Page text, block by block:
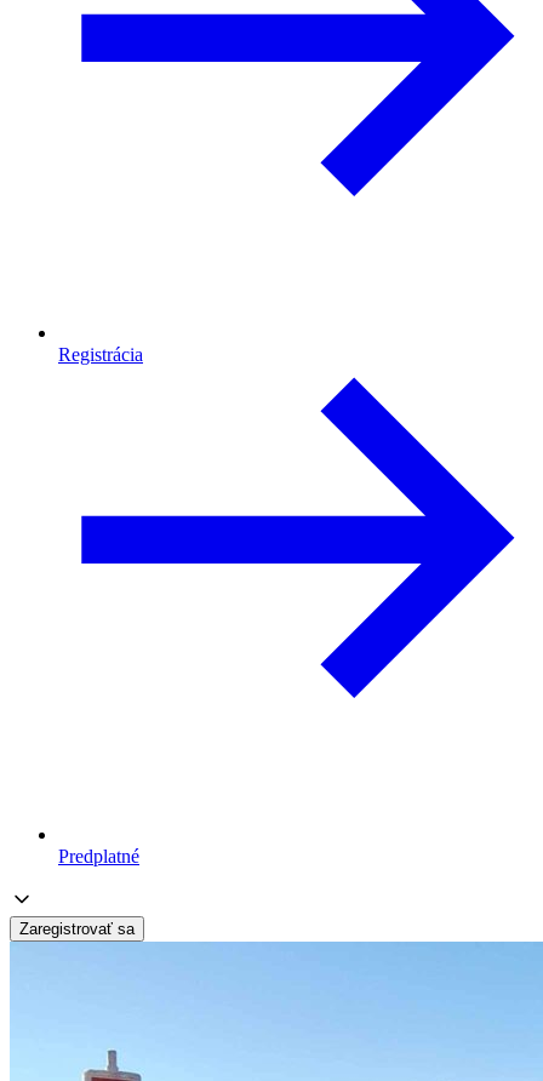
Registrácia
Predplatné
Zaregistrovať sa